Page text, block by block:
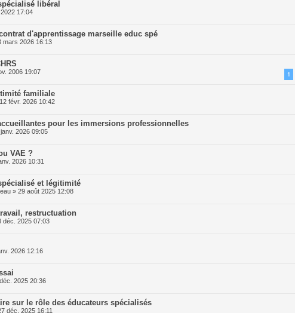
libéral
17:04
d'apprentissage marseille educ spé
mars 2026 16:13
2006 19:07 1
familiale
févr. 2026 10:42
pour les immersions professionnelles
2026 09:05
VAE ?
2026 10:31
et légitimité
» 29 août 2025 12:08
restructuation
déc. 2025 07:03
2026 12:16
2025 20:36
sur le rôle des éducateurs spécialisés
déc. 2025 16:11